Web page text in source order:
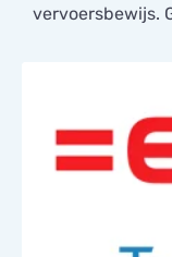
vervoersbewijs.